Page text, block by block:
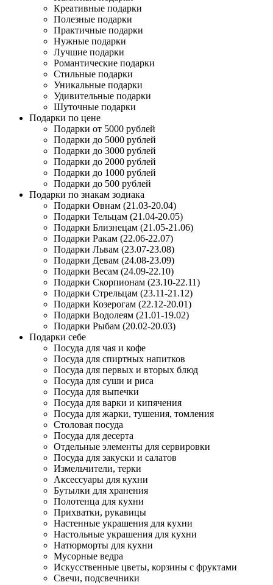
Креативные подарки
Полезные подарки
Практичные подарки
Нужные подарки
Лучшие подарки
Романтические подарки
Стильные подарки
Уникальные подарки
Удивительные подарки
Шуточные подарки
Подарки по цене
Подарки от 5000 рублей
Подарки до 5000 рублей
Подарки до 3000 рублей
Подарки до 2000 рублей
Подарки до 1000 рублей
Подарки до 500 рублей
Подарки по знакам зодиака
Подарки Овнам (21.03-20.04)
Подарки Тельцам (21.04-20.05)
Подарки Близнецам (21.05-21.06)
Подарки Ракам (22.06-22.07)
Подарки Львам (23.07-23.08)
Подарки Девам (24.08-23.09)
Подарки Весам (24.09-22.10)
Подарки Скорпионам (23.10-22.11)
Подарки Стрельцам (23.11-21.12)
Подарки Козерогам (22.12-20.01)
Подарки Водолеям (21.01-19.02)
Подарки Рыбам (20.02-20.03)
Подарки себе
Посуда для чая и кофе
Посуда для спиртных напитков
Посуда для первых и вторых блюд
Посуда для суши и риса
Посуда для выпечки
Посуда для варки и кипячения
Посуда для жарки, тушения, томления
Столовая посуда
Посуда для десерта
Отдельные элементы для сервировки
Посуда для закуски и салатов
Измельчители, терки
Аксессуары для кухни
Бутылки для хранения
Полотенца для кухни
Прихватки, рукавицы
Настенные украшения для кухни
Настольные украшения для кухни
Натюрморты для кухни
Мусорные ведра
Искусственные цветы, корзины с фруктами
Свечи, подсвечники